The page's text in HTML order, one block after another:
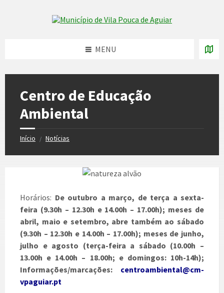
Skip to content
MENU
Centro de Educação
Ambiental
Início / Notícias
Horários: De outubro a março, de terça a sexta-
feira (9.30h – 12.30h e 14.00h – 17.00h); meses de
abril, maio e setembro, abre também ao sábado
(9.30h – 12.30h e 14.00h – 17.00h); meses de junho,
julho e agosto (terça-feira a sábado (10.00h –
13.00h e 14.00h – 18.00h; e domingos: 10h-14h);
Informações/marcações: centroambiental@cm-
vpaguiar.pt